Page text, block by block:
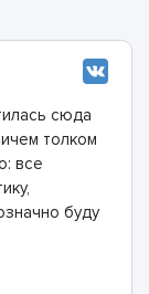
сюда
толком
все
буду